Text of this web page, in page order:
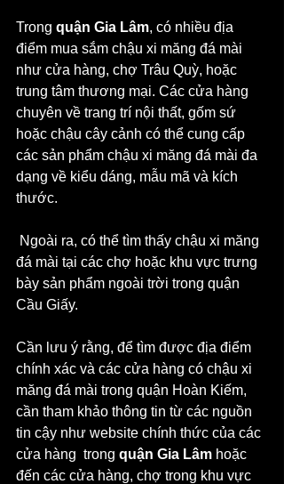
Trong quận Gia Lâm, có nhiều địa
điểm mua sắm chậu xi măng đá mài
như cửa hàng, chợ Trâu Quỳ, hoặc
trung tâm thương mại. Các cửa hàng
chuyên về trang trí nội thất, gốm sứ
hoặc chậu cây cảnh có thể cung cấp
các sản phẩm chậu xi măng đá mài đa
dạng về kiểu dáng, mẫu mã và kích
thước.
đá mài tại các chợ hoặc khu vực trưng
bày sản phẩm ngoài trời trong quận
Cầu Giấy.
Cần lưu ý rằng, để tìm được địa điểm
chính xác và các cửa hàng có chậu xi
măng đá mài trong quận Hoàn Kiếm,
cần tham khảo thông tin từ các nguồn
tin cậy như website chính thức của các
cửa hàng  trong quận Gia Lâm hoặc
đến các cửa hàng, chợ trong khu vực